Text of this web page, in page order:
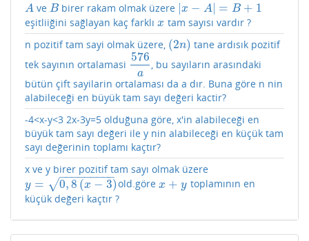
A
A ve B
B birer rakam olmak üzere x − A| = B + 1
|x −A |=B +1
eşitliiğini sağlayan kaç farklı x
x tam sayısı vardır ?
n pozitif tam sayi olmak üzere, (2n)
(2n)
tane ardısık pozitif
tek sayının ortalamasi
576
a
576a, bu sayıların arasındaki
bütün çift sayilarin ortalaması da a dır. Buna göre n nin
alabileceği en büyük tam sayı değeri kactir?
-4<x-y<3 2x-3y=5 olduğuna göre, x'in alabileceği en
büyük tam sayı değeri ile y nin alabileceği en küçük tam
sayı değerinin toplamı kaçtır?
x ve y birer pozitif tam sayı olmak üzere
y = 0,8 (x − 3)
− −
−−−−−−−
√
y= 0,8 (x−3) old.görex + y
x+y
toplamının en
küçük değeri kaçtır ?